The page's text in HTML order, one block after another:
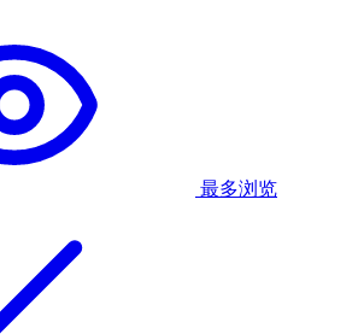
最多浏览